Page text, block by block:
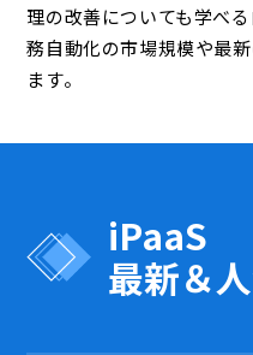
理の改善についても学べ
務自動化の市場規模や最
ます。
iPaaS
最新＆